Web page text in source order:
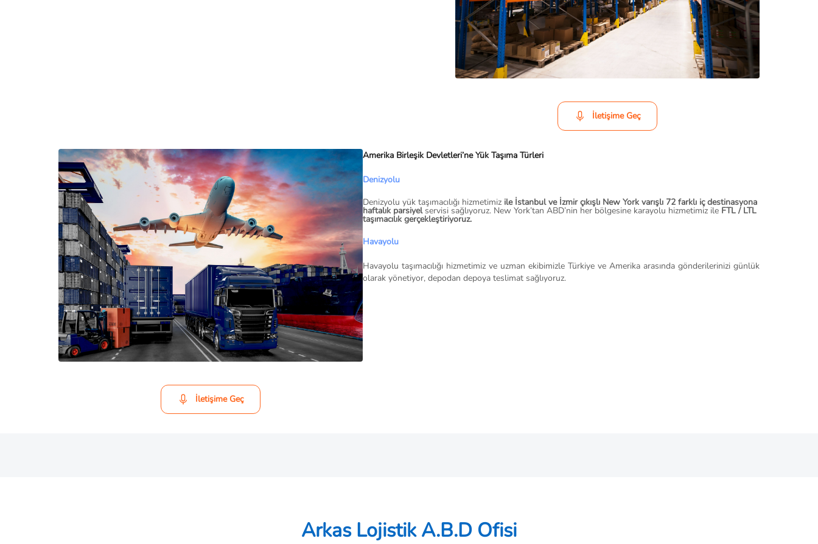
İletişime Geç
İletişime Geç
Amerika Birleşik Devletleri’ne Yük Taşıma Türleri
Denizyolu
Denizyolu yük taşımacılığı hizmetimiz ile İstanbul ve İzmir çıkışlı New York varışlı 72 farklı iç destinasyona
haftalık parsiyelservisi sağlıyoruz. New York’tan ABD’nin her bölgesine karayolu hizmetimiz ile FTL / LTL
taşımacılık gerçekleştiriyoruz.
Havayolu
Havayolu taşımacılığı hizmetimiz ve uzman ekibimizle Türkiye ve Amerika arasında gönderilerinizi günlük
olarak yönetiyor, depodan depoya teslimat sağlıyoruz.
Arkas Lojistik A.B.D Ofisi